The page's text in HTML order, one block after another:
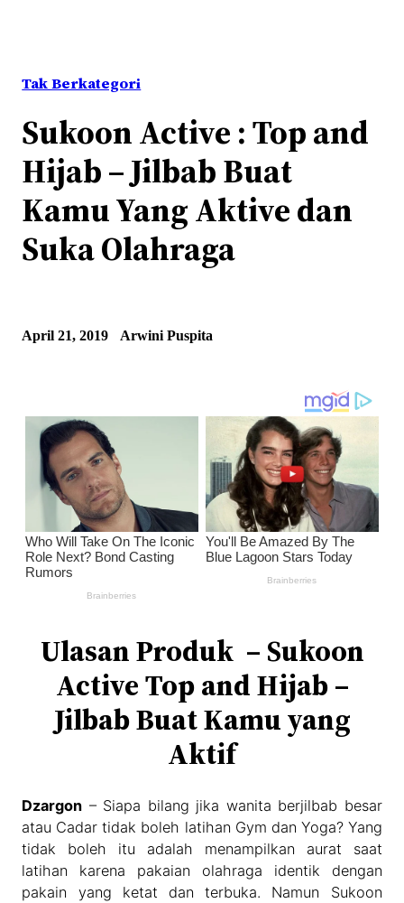
Tak Berkategori
Sukoon Active : Top and
Hijab – Jilbab Buat
Kamu Yang Aktive dan
Suka Olahraga
April 21, 2019 Arwini Puspita
Ulasan Produk – Sukoon
Active Top and Hijab –
Jilbab Buat Kamu yang
Aktif
Dzargon – Siapa bilang jika wanita berjilbab besar
atau Cadar tidak boleh latihan Gym dan Yoga? Yang
tidak boleh itu adalah menampilkan aurat saat
latihan karena pakaian olahraga identik dengan
pakain yang ketat dan terbuka. Namun Sukoon